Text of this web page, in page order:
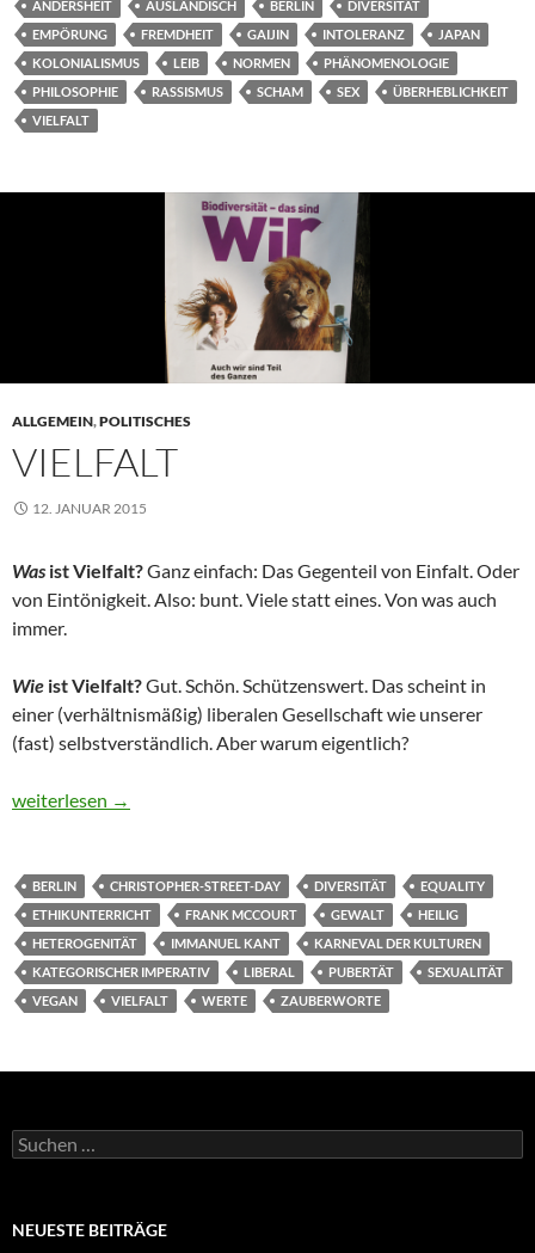
ANDERSHEIT AUSLÄNDISCH BERLIN
DIVERSITÄT
EMPÖRUNG
FREMDHEIT GAIJIN INTOLERANZ
JAPAN
KOLONIALISMUS
LEIB NORMEN
PHÄNOMENOLOGIE
PHILOSOPHIE
RASSISMUS SCHAM SEX
ÜBERHEBLICHKEIT
VIELFALT
ALLGEMEIN,POLITISCHES
VIELFALT
12. JANUAR 2015
Was ist Vielfalt?Ganz einfach: Das Gegenteil von Einfalt. Oder
von Eintönigkeit. Also: bunt. Viele statt eines. Von was auch
immer.
Wie ist Vielfalt?Gut. Schön. Schützenswert. Das scheint in
einer (verhältnismäßig) liberalen Gesellschaft wie unserer
(fast) selbstverständlich. Aber warum eigentlich?
Vielfalt
weiterlesen →
BERLIN CHRISTOPHER-STREET-DAY DIVERSITÄT
EQUALITY
ETHIKUNTERRICHT
FRANK MCCOURT GEWALT
HEILIG
HETEROGENITÄT
IMMANUEL KANT
KARNEVAL DER KULTUREN
KATEGORISCHER IMPERATIV
LIBERAL PUBERTÄT
SEXUALITÄT
VEGAN
VIELFALT WERTE ZAUBERWORTE
Suchen
nach:
NEUESTE BEITRÄGE